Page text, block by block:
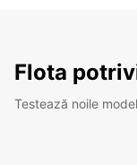
Flota
Testează noile